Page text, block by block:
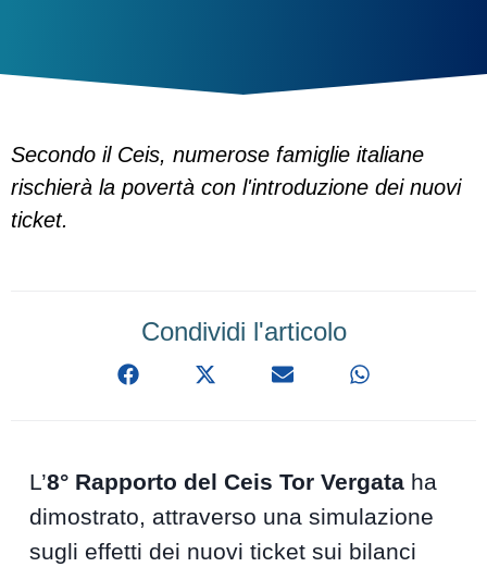
Secondo il Ceis, numerose famiglie italiane
rischierà la povertà con l'introduzione dei nuovi
ticket.
Condividi l'articolo
L’8° Rapporto del Ceis Tor Vergata ha
dimostrato, attraverso una simulazione
sugli effetti dei nuovi ticket sui bilanci